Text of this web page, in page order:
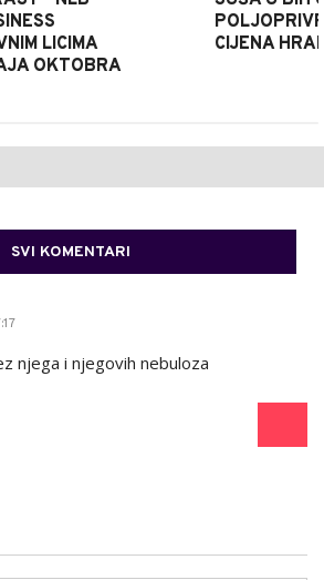
LICIMA
OKTOBRA
CIJENA
SVI KOMENTARI
njega i njegovih nebuloza